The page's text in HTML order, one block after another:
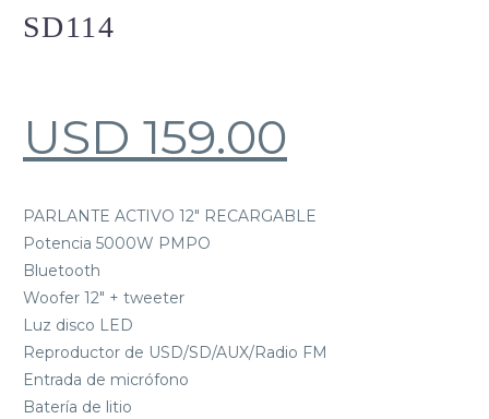
SD114
USD 159.00
PARLANTE ACTIVO 12″ RECARGABLE
Potencia 5000W PMPO
Bluetooth
Woofer 12″ + tweeter
Luz disco LED
Reproductor de USD/SD/AUX/Radio FM
Entrada de micrófono
Batería de litio